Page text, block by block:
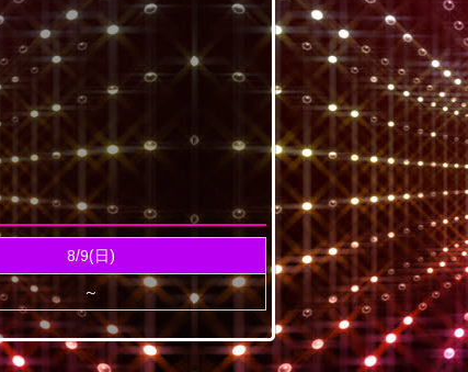
8/9(日)
～